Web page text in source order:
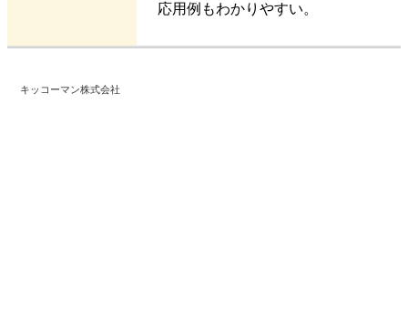
応用例もわかりやすい。
キッコーマン株式会社